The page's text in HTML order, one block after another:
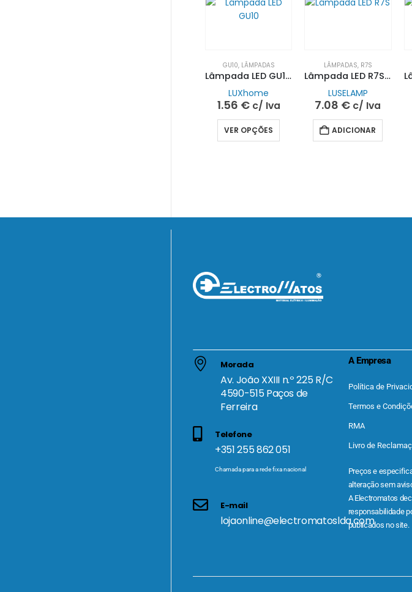
GU10, LÂMPADAS
Lâmpada LED GU10 7W | LUXhome
LUXhome
1.56 € c/ Iva
VER OPÇÕES
LÂMPADAS, R7S
Lâmpada LED R7S 230V COB 5W 6K Vidro 78mm
LUSELAMP
7.08 € c/ Iva
ADICIONAR
Morada
Av. João XXIII n.º 225 R/C
4590-515 Paços de
Ferreira
Telefone
+351 255 862 051
Chamada para a rede fixa nacional
E-mail
lojaonline@electromatoslda.com
A Empresa
Política de
Termos e
RMA
Livro de
Preços e
alteração sem
A Electromatos
responsabilidade
publicados no site.